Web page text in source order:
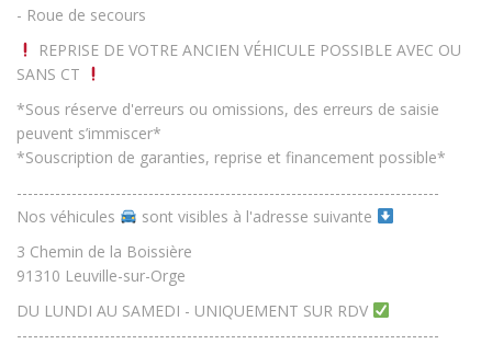
- Roue de secours
REPRISE DE VOTRE ANCIEN VÉHICULE POSSIBLE AVEC OU
SANS CT
*Sous réserve d'erreurs ou omissions, des erreurs de saisie
peuvent s’immiscer*
*Souscription de garanties, reprise et financement possible*
-----------------------------------------------------------------------------
Nos véhicules
sont visibles à l'adresse suivante
3 Chemin de la Boissière
91310 Leuville-sur-Orge
DU LUNDI AU SAMEDI - UNIQUEMENT SUR RDV
-----------------------------------------------------------------------------